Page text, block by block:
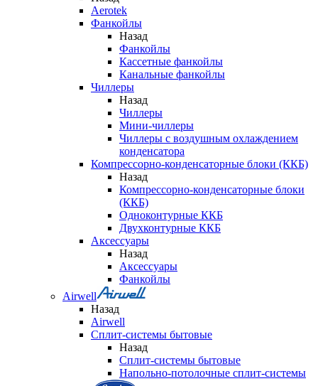
Aerotek
Фанкойлы
Назад
Фанкойлы
Кассетные фанкойлы
Канальные фанкойлы
Чиллеры
Назад
Чиллеры
Мини-чиллеры
Чиллеры с воздушным охлаждением
конденсатора
Компрессорно-конденсаторные блоки (ККБ)
Назад
Компрессорно-конденсаторные блоки
(ККБ)
Одноконтурные ККБ
Двухконтурные ККБ
Аксессуары
Назад
Аксессуары
Фанкойлы
Airwell
Назад
Airwell
Сплит-системы бытовые
Назад
Сплит-системы бытовые
Напольно-потолочные сплит-системы